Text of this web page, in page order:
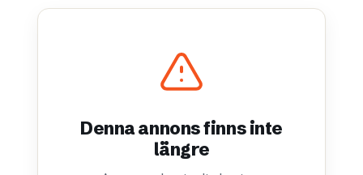
Denna annons finns inte
längre